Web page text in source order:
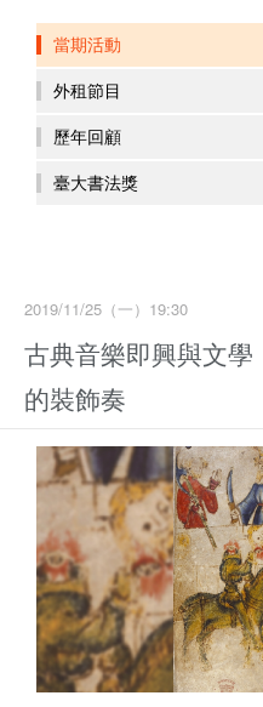
當期活動
外租節目
歷年回顧
臺大書法獎
2019/11/25（一）19:30
古典音樂即興與文
的裝飾奏